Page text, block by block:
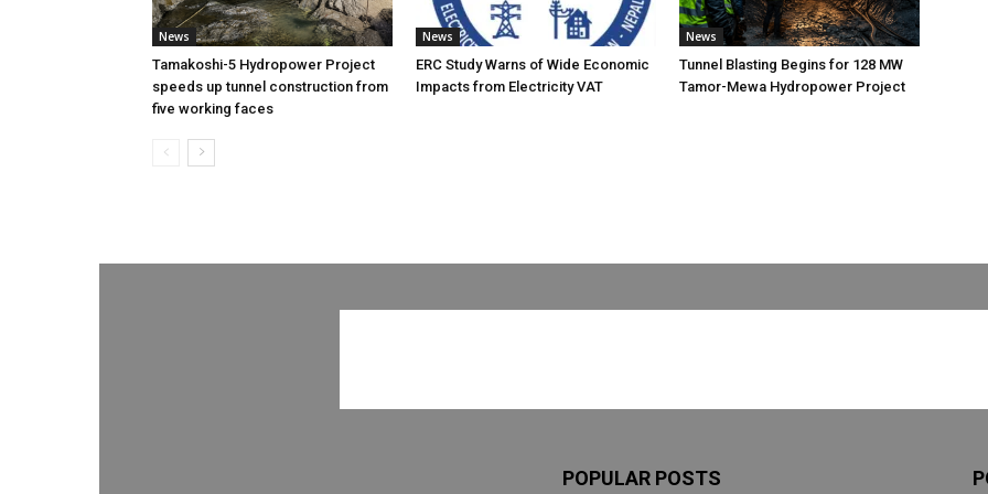
News
Tamakoshi-5 Hydropower Project
speeds up tunnel construction from
five working faces
News
ERC Study Warns of Wide Economic
Impacts from Electricity VAT
News
Tunnel Blasting Begins for 128 MW
Tamor-Mewa Hydropower Project
POPULAR POSTS